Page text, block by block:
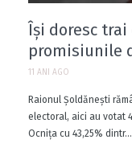
Îşi doresc
promisiunile
11 ANI AGO
Raionul Şoldănești
electoral, aici au votat
Ocnița cu 43,25% dintr...